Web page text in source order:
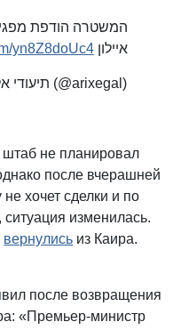
המשטרה הודפת
איילוןyn8Z8doUc4
&mdash; תיעודי אלימות ופשעי מלחמה (@arixegal)
штаб не планировал
после вчерашней
хочет сделки и по
ситуация изменилась.
вернулись из Каира.
после возвращения
«Премьер-министр